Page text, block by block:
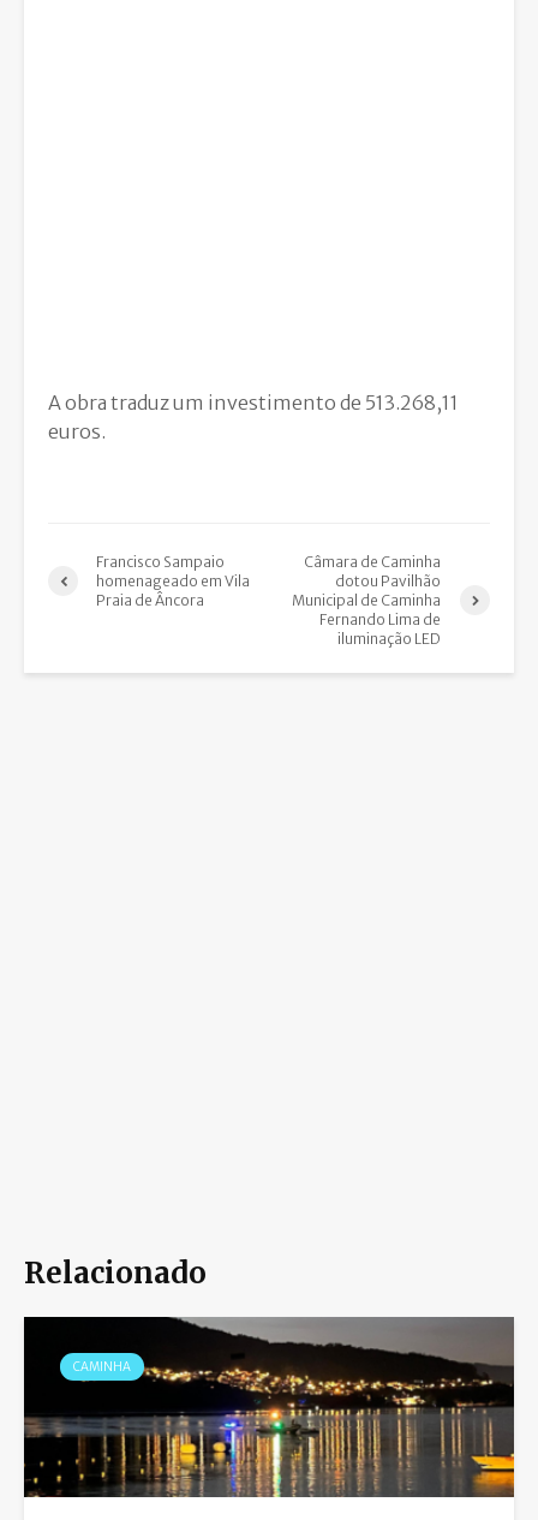
A obra traduz um investimento de 513.268,11
euros.
Francisco Sampaio
homenageado em Vila
Praia de Âncora
Câmara de Caminha
dotou Pavilhão
Municipal de Caminha
Fernando Lima de
iluminação LED
Relacionado
CAMINHA